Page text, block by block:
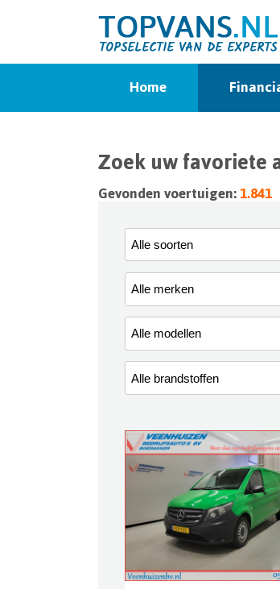
Home
Zoek uw favoriete
Gevonden voertuigen:1.841